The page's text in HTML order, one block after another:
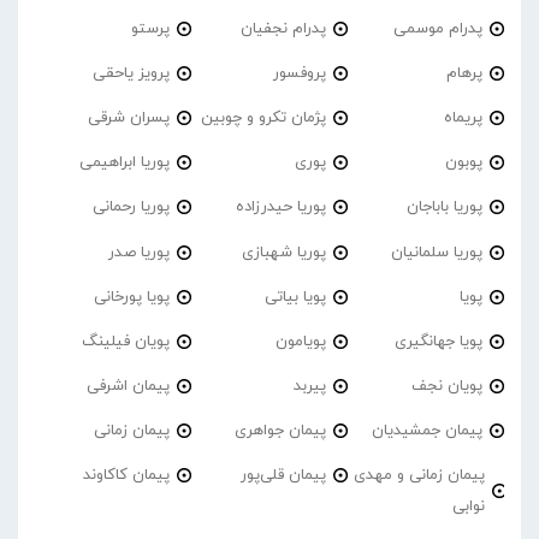
پدرام موسمی پدرام نجفیان پرستو
پرهام پروفسور پرویز یاحقی
پریماه پژمان تکرو و چوبین پسران شرقی
پوبون پوری پوریا ابراهیمی
پوریا باباجان پوریا حیدرزاده پوریا رحمانی
پوریا سلمانیان پوریا شهبازی پوریا صدر
پویا پویا بیاتی پویا پورخانی
پویا جهانگیری پویامون پویان فیلینگ
پویان نجف پیربد پیمان اشرفی
پیمان جمشیدیان پیمان جواهری پیمان زمانی
پیمان زمانی و مهدی
نوابی
پیمان قلی‌پور پیمان کاکاوند